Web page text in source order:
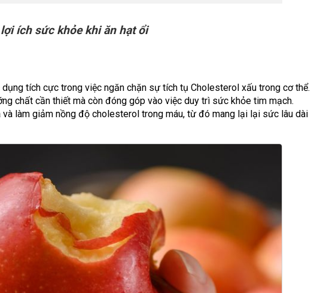
ích sức khỏe khi ăn hạt ổi
tích cực trong việc ngăn chặn sự tích tụ Cholesterol xấu trong cơ thể.
chất cần thiết mà còn đóng góp vào việc duy trì sức khỏe tim mạch.
làm giảm nồng độ cholesterol trong máu, từ đó mang lại lại sức lâu dài